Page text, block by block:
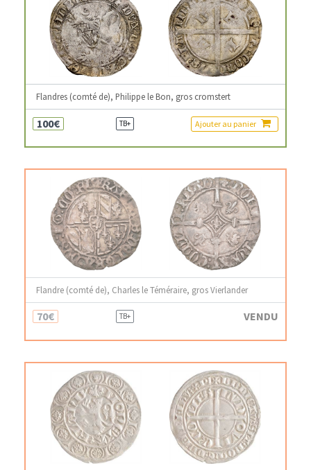
Flandres (comté de), Philippe le Bon, gros cromstert
100€ TB+ Ajouter au panier
Flandre (comté de), Charles le Téméraire, gros Vierlander
70€ TB+ VENDU